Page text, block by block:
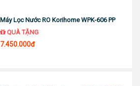
Máy Lọc Nước RO Korihome WPK-606 PP
QUÀ TẶNG
7.450.000đ